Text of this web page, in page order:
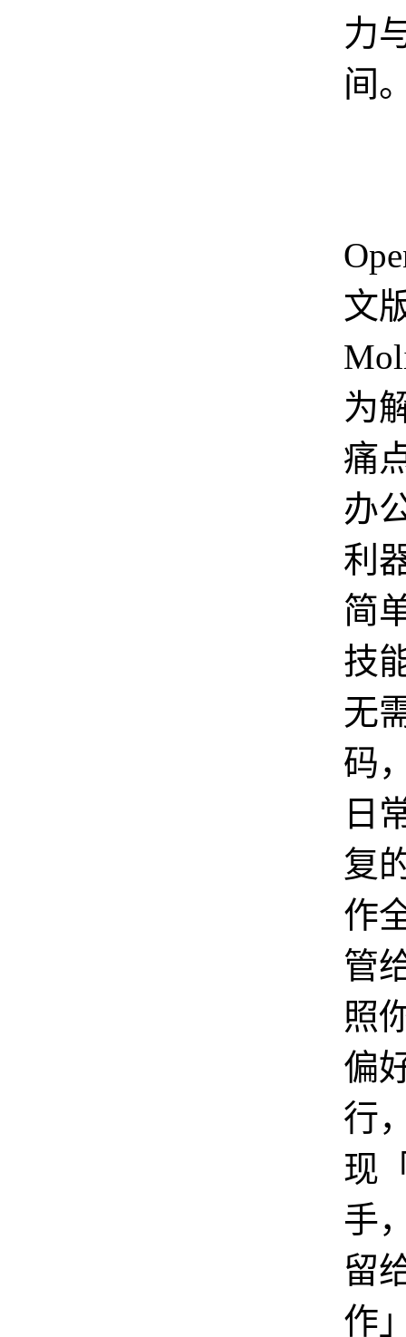
力
间
文
为
痛
办
利
简
技
无
码
日
复
作
管
照
偏
行
现
手
留
作